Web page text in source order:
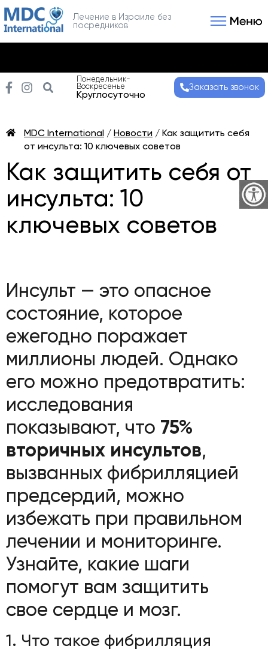
Лечение в Израиле без
посредников
Понедельник-
Воскресенье
Круглосуточно
Заказать звонок
MDC International / Новости / Как защитить себя
от инсульта: 10 ключевых советов
Как защитить себя от
инсульта: 10
ключевых советов
Инсульт — это опасное
состояние, которое
ежегодно поражает
миллионы людей. Однако
его можно предотвратить:
исследования
показывают, что 75%
вторичных инсультов,
вызванных фибрилляцией
предсердий, можно
избежать при правильном
лечении и мониторинге.
Узнайте, какие шаги
помогут вам защитить
свое сердце и мозг.
1. Что такое фибрилляция